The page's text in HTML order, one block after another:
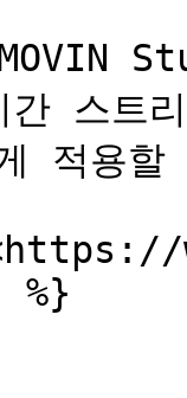
MOVIN
스트
적용
%}